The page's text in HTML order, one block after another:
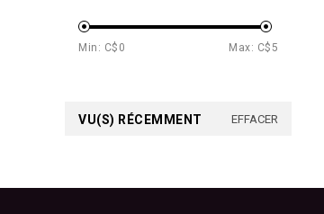
Min: C$ 0 Max: C$ 5
VU(S) RÉCEMMENT EFFACER